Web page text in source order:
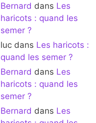
Bernard dans Les
haricots : quand les
semer ?
luc dans Les haricots :
quand les semer ?
Bernard dans Les
haricots : quand les
semer ?
Bernard dans Les